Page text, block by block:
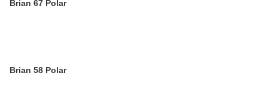
Brian 67 Polar
Brian 58 Polar